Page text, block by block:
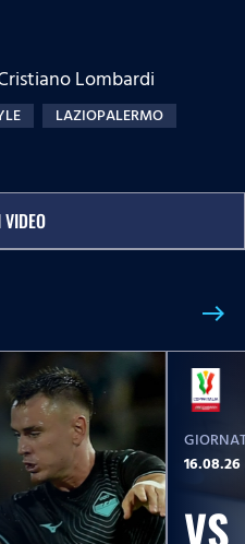
Lombardi
LAZIOPALERMO
east
16.08.26
VS